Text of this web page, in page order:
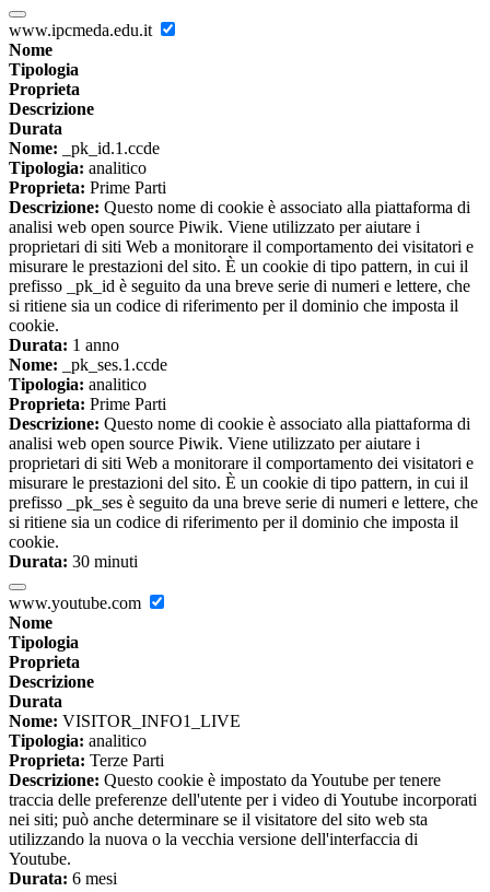
www.ipcmeda.edu.it
Nome
Tipologia
Proprieta
Descrizione
Durata
Nome: _pk_id.1.ccde
Tipologia: analitico
Proprieta: Prime Parti
Descrizione: Questo nome di cookie è associato alla piattaforma di
analisi web open source Piwik. Viene utilizzato per aiutare i
proprietari di siti Web a monitorare il comportamento dei visitatori e
misurare le prestazioni del sito. È un cookie di tipo pattern, in cui il
prefisso _pk_id è seguito da una breve serie di numeri e lettere, che
si ritiene sia un codice di riferimento per il dominio che imposta il
cookie.
Durata: 1 anno
Nome: _pk_ses.1.ccde
Tipologia: analitico
Proprieta: Prime Parti
Descrizione: Questo nome di cookie è associato alla piattaforma di
analisi web open source Piwik. Viene utilizzato per aiutare i
proprietari di siti Web a monitorare il comportamento dei visitatori e
misurare le prestazioni del sito. È un cookie di tipo pattern, in cui il
prefisso _pk_ses è seguito da una breve serie di numeri e lettere, che
si ritiene sia un codice di riferimento per il dominio che imposta il
cookie.
Durata: 30 minuti
www.youtube.com
Nome
Tipologia
Proprieta
Descrizione
Durata
Nome: VISITOR_INFO1_LIVE
Tipologia: analitico
Proprieta: Terze Parti
Descrizione: Questo cookie è impostato da Youtube per tenere
traccia delle preferenze dell'utente per i video di Youtube incorporati
nei siti; può anche determinare se il visitatore del sito web sta
utilizzando la nuova o la vecchia versione dell'interfaccia di
Youtube.
Durata: 6 mesi